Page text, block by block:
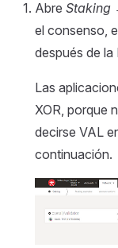
Abre Staking
el consenso,
después de la
Las
XOR, porque
decirse VAL
continuación.